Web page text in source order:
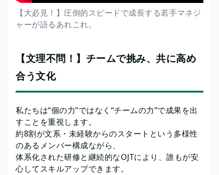
【大必見！】圧倒的スピードで成長する若手マネジ
ャーが語るあれこれ。
【文理不問！】チームで挑み、共に高め
合う文化
私たちは“個の力”ではなく“チームの力”で成果を出
すことを重視します。
約8割が文系・未経験からのスタートという多様性
のあるメンバー構成ながら、
体系化された研修と継続的なOJTにより、誰もが安
心してスキルアップできます。